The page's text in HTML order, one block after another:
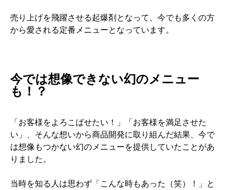
売り上げを飛躍させる起爆剤となって、今でも多くの方
から愛される定番メニューとなっています。
今では想像できない幻のメニュー
も！？
「お客様をよろこばせたい！」「お客様を満足させた
い」、そんな想いから商品開発に取り組んだ結果、今で
は想像もつかない幻のメニューを提供していたことがあ
りました。
当時を知る人は思わず「こんな時もあった（笑）！」と